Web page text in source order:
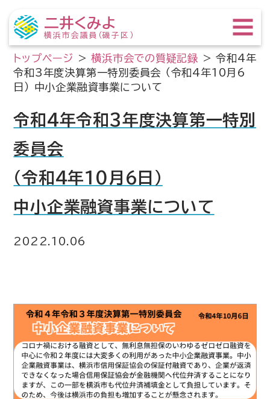
二井くみよ
横浜市会議員（磯子区）
トップページ >横浜市会での質疑記録 >令和4年
令和3年度決算第一特別委員会 （令和4年10月6
日） 中小企業融資事業について
令和4年令和3年度決算第一特別
委員会
（令和4年10月6日）
中小企業融資事業について
2022.10.06